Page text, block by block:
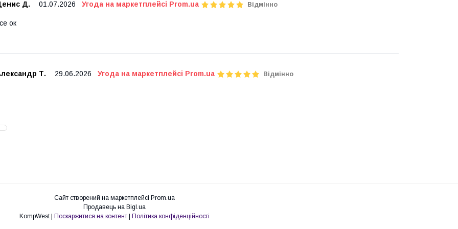
Д. 01.07.2026 Угода на маркетплейсі Prom.ua Відмінно
ок
Т. 29.06.2026 Угода на маркетплейсі Prom.ua Відмінно
Сайт створений на маркетплейсі Prom.ua
Продавець на Bigl.ua
Поскаржитися на контент Політика конфіденційності